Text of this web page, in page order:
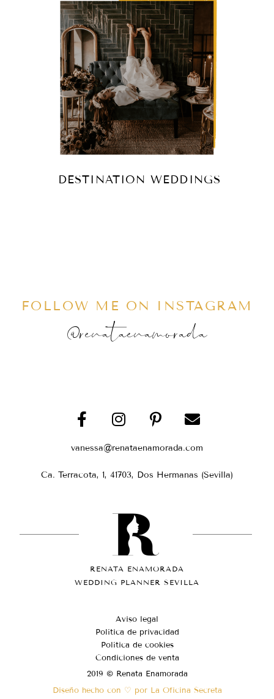
DESTINATION WEDDINGS
FOLLOW ME ON INSTAGRAM
@renataenamorada
vanessa@renataenamorada.com
Ca. Terracota, 1, 41703, Dos Hermanas (Sevilla)
RENATA ENAMORADA
WEDDING PLANNER SEVILLA
Aviso legal
Política de privacidad
Política de cookies
Condiciones de venta
2019 © Renata Enamorada
Diseño hecho con ♡ por La Oficina Secreta